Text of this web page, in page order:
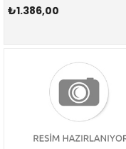
₺1.386,00